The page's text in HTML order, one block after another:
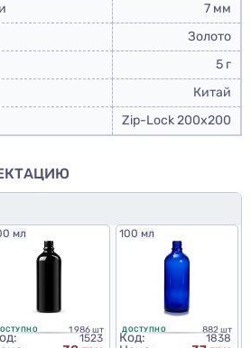
7 мм
Золото
5 г
Китай
Zip-Lock 200x200
мл
1 986 шт
1523
100 мл
ДОСТУПНО 882 шт
Код: 1838